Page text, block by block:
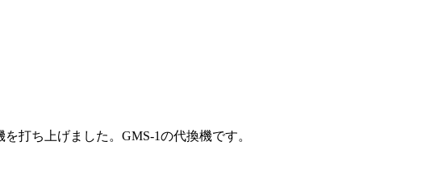
打ち上げました。GMS-1の代換機です。